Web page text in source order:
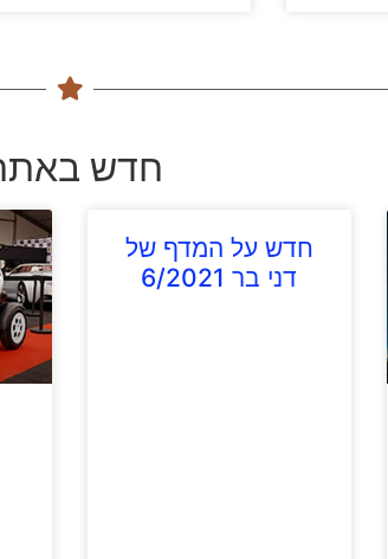
חדש
חדש על המדף של
דני בר 6/2021